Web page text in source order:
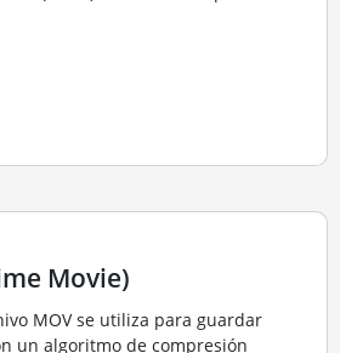
Movie)
MOV se utiliza para guardar
un algoritmo de compresión